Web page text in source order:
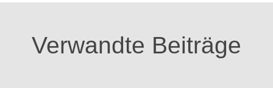
o
Verwandte Beiträge